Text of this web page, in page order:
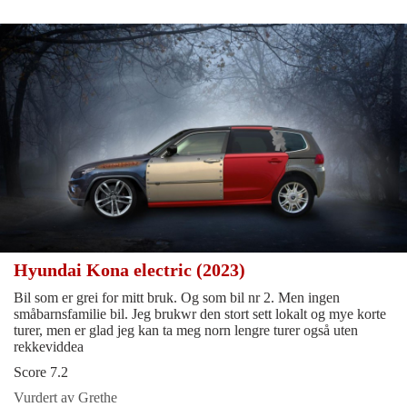
Hyundai Kona electric (2023)
Bil som er grei for mitt bruk. Og som bil nr 2. Men ingen
småbarnsfamilie bil. Jeg brukwr den stort sett lokalt og mye korte
turer, men er glad jeg kan ta meg norn lengre turer også uten
rekkeviddea
Score 7.2
Vurdert av Grethe